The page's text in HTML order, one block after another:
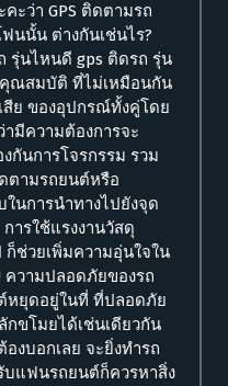
ะว่า GPS ติดตามรถ
นนั้น ต่างกันเช่นไร?
รุ่นไหนดี gps ติดรถ รุ่น
ณสมบัติ ที่ไม่เหมือนกัน
สีย ของอุปกรณ์ทั้งคู่โดย
มีความต้องการจะ
กันการโจรกรรม รวม
ตามรถยนต์หรือ
นการนำทางไปยังจุด
ารใช้แรงงานวัสดุ
ช่วยเพิ่มความอุ่นใจใน
วามปลอดภัยของรถ
หยุดอยู่ในที่ ที่ปลอดภัย
ขโมยได้เช่นเดียวกัน
งบอกเลย จะยิ่งทำรถ
บแฟนรถยนต์ก็ควรหาสิ่ง